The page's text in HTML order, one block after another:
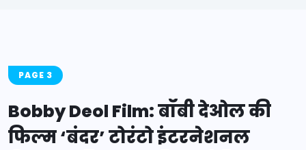
PAGE 3
Bobby Deol Film: बॉबी देओल की
फिल्म ‘बंदर’ टोरंटो इंटरनेशनल